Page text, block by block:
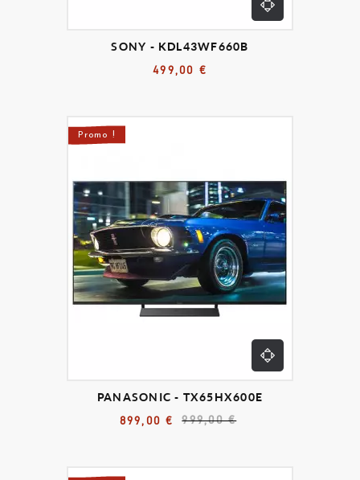
SONY - KDL43WF660B
499,00 €
Promo !
PANASONIC - TX65HX600E
899,00 € 999,00 €